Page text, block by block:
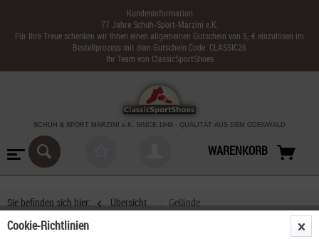
Kundeninformation
77 Jahre Schuh-Sport-Marzini e.K.
Für Ihre Treue schenken wir Ihnen einen allgemeinen Gutschein von 5,-€ einzulösen im
Bestellprozess mit dem Gutschein Code: CLASSIC26
Ihr Team von ClassicSportShoes
SCHUH & SPORT MARZINI e.K. SINCE 1949 - QUALITÄT AUS DEM ODENWALD
WARENKORB
Sie befinden sich hier: Übersicht Gelände
Cookie-Richtlinien